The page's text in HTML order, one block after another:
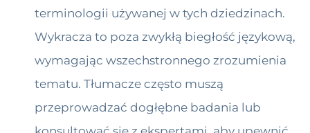
terminologii używanej w tych dziedzinach.
Wykracza to poza zwykłą biegłość językową,
wymagając wszechstronnego zrozumienia
tematu. Tłumacze często muszą
przeprowadzać dogłębne badania lub